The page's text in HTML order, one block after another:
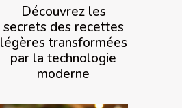
Découvrez les
secrets des recettes
légères transformées
par la technologie
moderne